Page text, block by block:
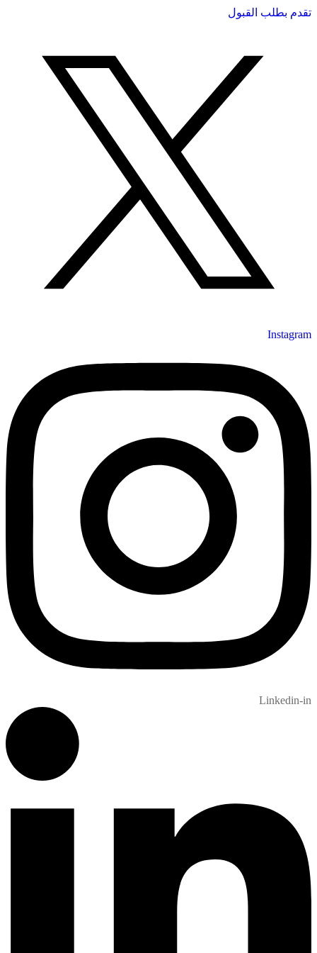
تقدم بطلب القبول
Instagram
Linkedin-in